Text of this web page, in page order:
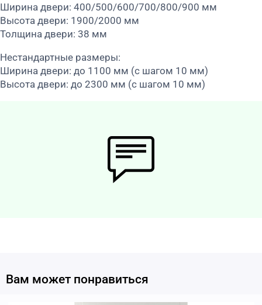
Ширина двери: 400/500/600/700/800/900 мм
Высота двери: 1900/2000 мм
Толщина двери: 38 мм
Нестандартные размеры:
Ширина двери: до 1100 мм (с шагом 10 мм)
Высота двери: до 2300 мм (с шагом 10 мм)
Вам может понравиться